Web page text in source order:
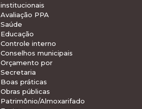
institucionais
Avaliação PPA
Saúde
Educação
Controle interno
Conselhos municipais
Orçamento por
Secretaria
Boas práticas
Obras públicas
Patrimônio/Almoxarifado